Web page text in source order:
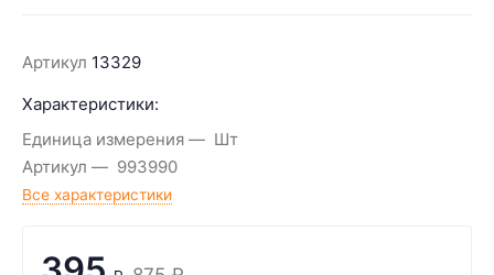
Артикул 13329
Характеристики:
Единица измерения
Шт
Артикул
993990
Все характеристики